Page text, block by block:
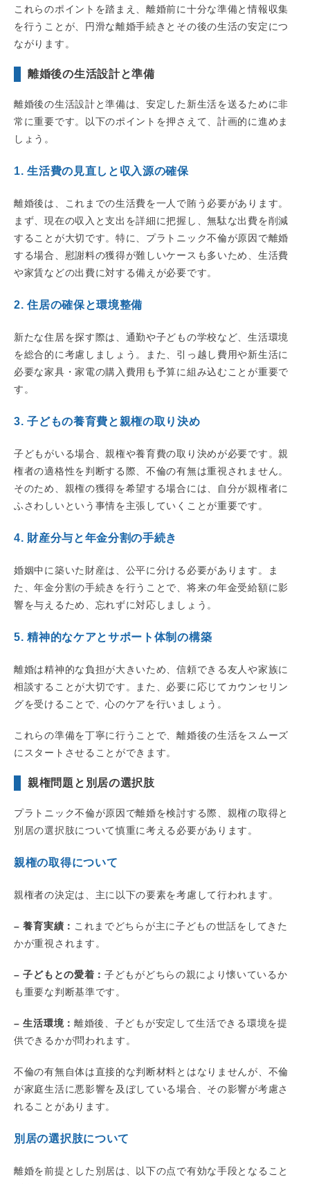
これらのポイントを踏まえ、離婚前に十分な準備と情報収集
を行うことが、円滑な離婚手続きとその後の生活の安定につ
ながります。
離婚後の生活設計と準備
離婚後の生活設計と準備は、安定した新生活を送るために非
常に重要です。以下のポイントを押さえて、計画的に進めま
しょう。
1. 生活費の見直しと収入源の確保
離婚後は、これまでの生活費を一人で賄う必要があります。
まず、現在の収入と支出を詳細に把握し、無駄な出費を削減
することが大切です。特に、プラトニック不倫が原因で離婚
する場合、慰謝料の獲得が難しいケースも多いため、生活費
や家賃などの出費に対する備えが必要です。
2. 住居の確保と環境整備
新たな住居を探す際は、通勤や子どもの学校など、生活環境
を総合的に考慮しましょう。また、引っ越し費用や新生活に
必要な家具・家電の購入費用も予算に組み込むことが重要で
す。
3. 子どもの養育費と親権の取り決め
子どもがいる場合、親権や養育費の取り決めが必要です。親
権者の適格性を判断する際、不倫の有無は重視されません。
そのため、親権の獲得を希望する場合には、自分が親権者に
ふさわしいという事情を主張していくことが重要です。
4. 財産分与と年金分割の手続き
婚姻中に築いた財産は、公平に分ける必要があります。ま
た、年金分割の手続きを行うことで、将来の年金受給額に影
響を与えるため、忘れずに対応しましょう。
5. 精神的なケアとサポート体制の構築
離婚は精神的な負担が大きいため、信頼できる友人や家族に
相談することが大切です。また、必要に応じてカウンセリン
グを受けることで、心のケアを行いましょう。
これらの準備を丁寧に行うことで、離婚後の生活をスムーズ
にスタートさせることができます。
親権問題と別居の選択肢
プラトニック不倫が原因で離婚を検討する際、親権の取得と
別居の選択肢について慎重に考える必要があります。
親権の取得について
親権者の決定は、主に以下の要素を考慮して行われます。
– 養育実績： これまでどちらが主に子どもの世話をしてきた
かが重視されます。
– 子どもとの愛着： 子どもがどちらの親により懐いているか
も重要な判断基準です。
– 生活環境： 離婚後、子どもが安定して生活できる環境を提
供できるかが問われます。
不倫の有無自体は直接的な判断材料とはなりませんが、不倫
が家庭生活に悪影響を及ぼしている場合、その影響が考慮さ
れることがあります。
別居の選択肢について
離婚を前提とした別居は、以下の点で有効な手段となること